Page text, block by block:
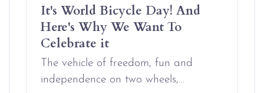
It's World Bicycle Day! And
Here's Why We Want To
Celebrate it
The vehicle of freedom, fun and
independence on two wheels,…